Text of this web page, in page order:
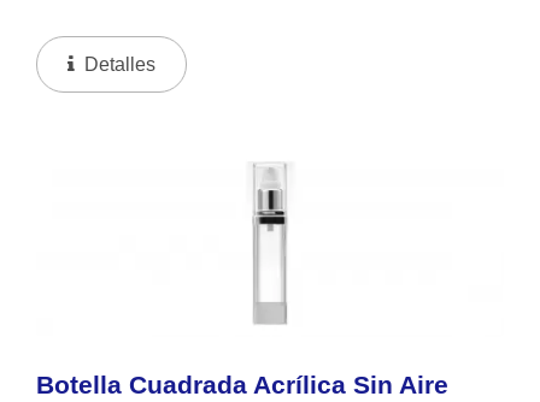
Perfume Que Combina Con Una Tapa De Diseño
Cuadrado De Hielo....
Detalles
Botella Cuadrada Acrílica Sin Aire